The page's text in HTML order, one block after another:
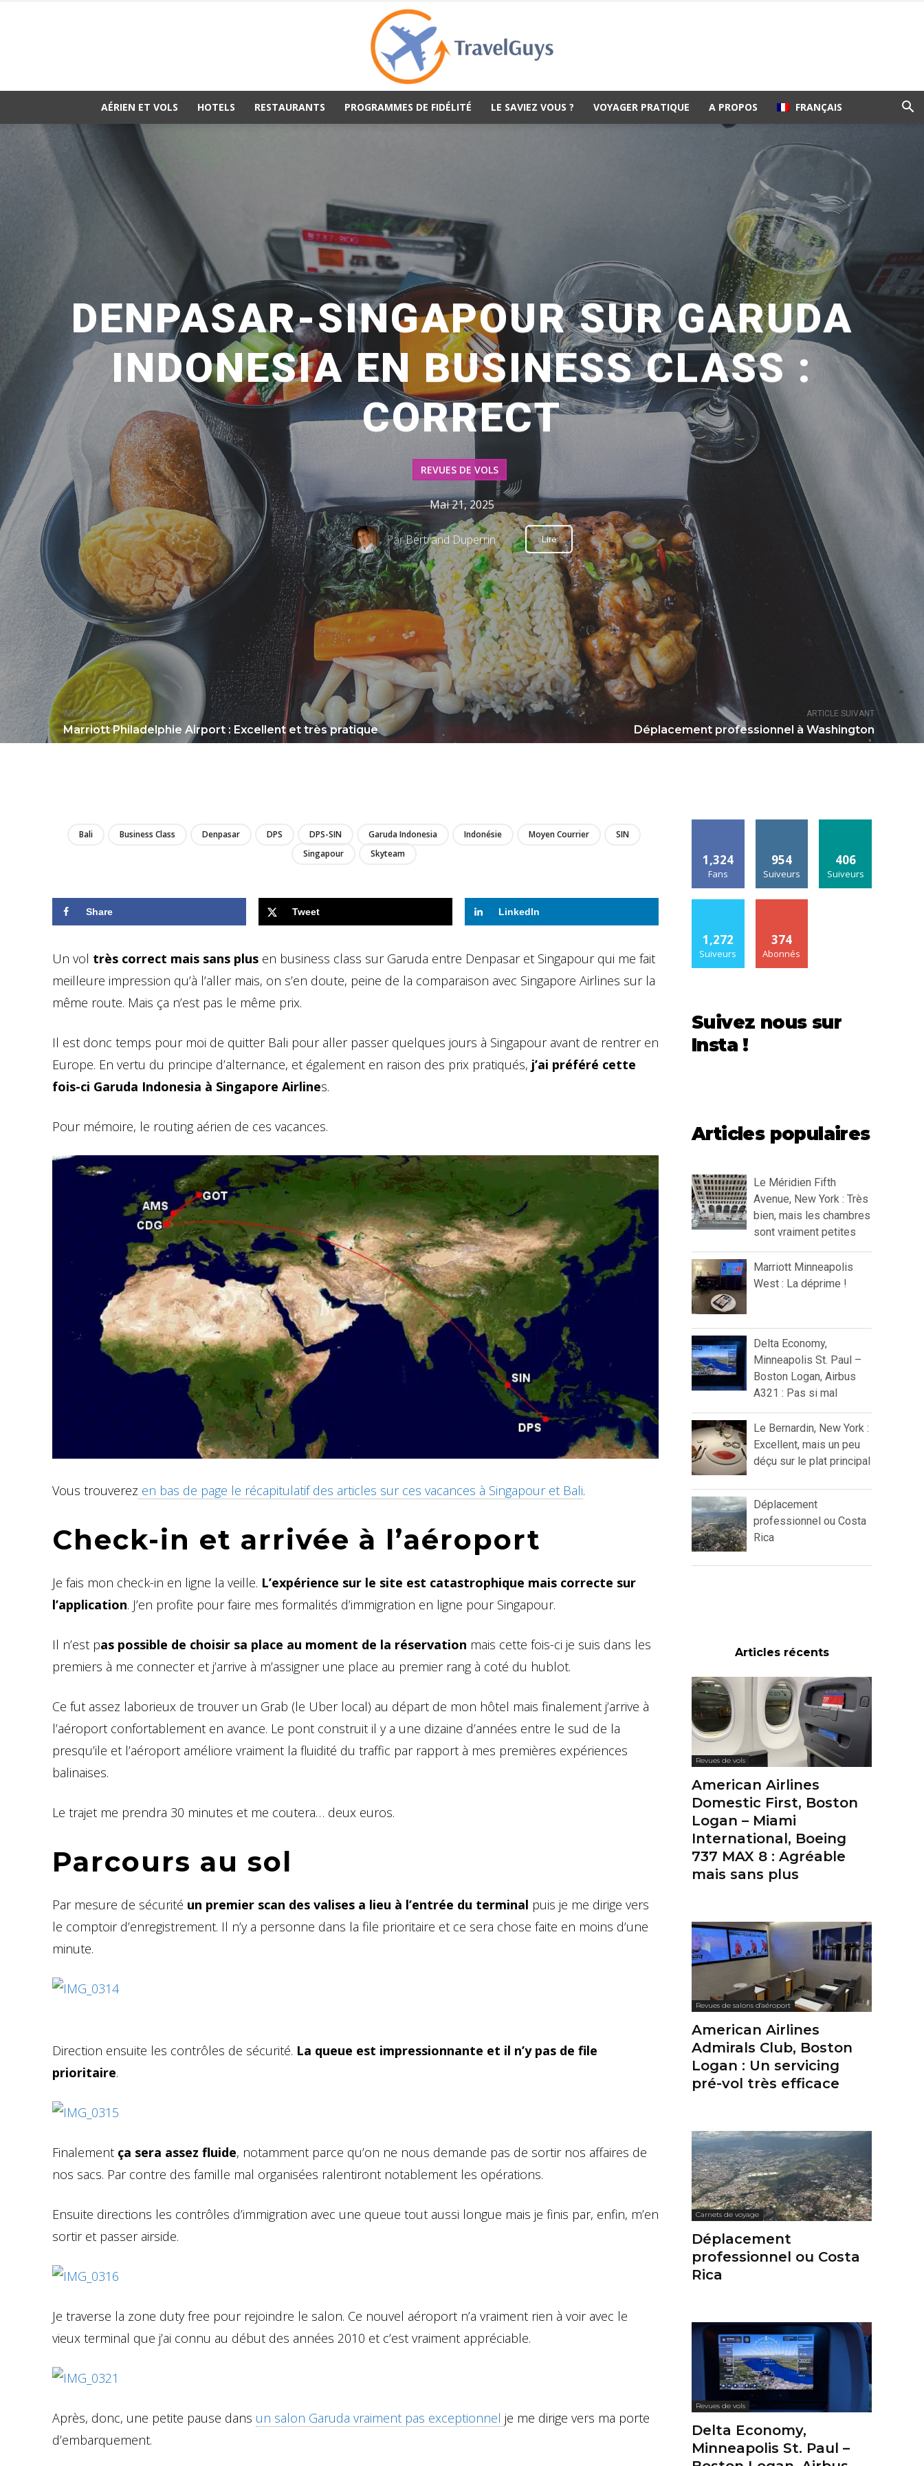
AÉRIEN ET VOLS HOTELS RESTAURANTS PROGRAMMES DE FIDÉLITÉ LE SAVIEZ VOUS ? VOYAGER PRATIQUE A PROPOS FRANÇAIS
ARTICLE PRÉCÉDENT
Marriott Philadelphie Airport : Excellent et très pratique
ARTICLE SUIVANT
Déplacement professionnel à Washington
DENPASAR-SINGAPOUR SUR GARUDA
INDONESIA EN BUSINESS CLASS :
CORRECT
REVUES DE VOLS
Mai 21, 2025
ParBertrand Duperrin Lire
Bali Business Class Denpasar DPS DPS-SIN Garuda Indonesia Indonésie Moyen Courrier
SIN
Singapour
Skyteam
Share Tweet LinkedIn
Un vol très correct mais sans plus en business class sur Garuda entre Denpasar et Singapour qui me fait
meilleure impression qu’à l’aller mais, on s’en doute, peine de la comparaison avec Singapore Airlines sur la
même route. Mais ça n’est pas le même prix.
Il est donc temps pour moi de quitter Bali pour aller passer quelques jours à Singapour avant de rentrer en
Europe. En vertu du principe d’alternance, et également en raison des prix pratiqués, j’ai préféré cette
fois-ci Garuda Indonesia à Singapore Airlines.
Pour mémoire, le routing aérien de ces vacances.
Vous trouverez en bas de page le récapitulatif des articles sur ces vacances à Singapour et Bali.
Check-in et arrivée à l’aéroport
Je fais mon check-in en ligne la veille. L’expérience sur le site est catastrophique mais correcte sur
l’application. J’en profite pour faire mes formalités d’immigration en ligne pour Singapour.
Il n’est pas possible de choisir sa place au moment de la réservation mais cette fois-ci je suis dans les
premiers à me connecter et j’arrive à m’assigner une place au premier rang à coté du hublot.
Ce fut assez laborieux de trouver un Grab (le Uber local) au départ de mon hôtel mais finalement j’arrive à
l’aéroport confortablement en avance. Le pont construit il y a une dizaine d’années entre le sud de la
presqu’ile et l’aéroport améliore vraiment la fluidité du traffic par rapport à mes premières expériences
balinaises.
Le trajet me prendra 30 minutes et me coutera… deux euros.
Parcours au sol
Par mesure de sécurité un premier scan des valises a lieu à l’entrée du terminal puis je me dirige vers
le comptoir d’enregistrement. Il n’y a personne dans la file prioritaire et ce sera chose faite en moins d’une
minute.
Direction ensuite les contrôles de sécurité. La queue est impressionnante et il n’y pas de file
prioritaire.
Finalement ça sera assez fluide, notamment parce qu’on ne nous demande pas de sortir nos affaires de
nos sacs. Par contre des famille mal organisées ralentiront notablement les opérations.
Ensuite directions les contrôles d’immigration avec une queue tout aussi longue mais je finis par, enfin, m’en
sortir et passer airside.
Je traverse la zone duty free pour rejoindre le salon. Ce nouvel aéroport n’a vraiment rien à voir avec le
vieux terminal que j’ai connu au début des années 2010 et c’est vraiment appréciable.
Après, donc, une petite pause dans un salon Garuda vraiment pas exceptionnel je me dirige vers ma porte
d’embarquement.
1,324
Fans
954
Suiveurs
406
Suiveurs
1,272
Suiveurs
374
Abonnés
Suivez nous sur
Insta !
Articles populaires
Le Méridien Fifth
Avenue, New York : Très
bien, mais les chambres
sont vraiment petites
Marriott Minneapolis
West : La déprime !
Delta Economy,
Minneapolis St. Paul –
Boston Logan, Airbus
A321 : Pas si mal
Le Bernardin, New York :
Excellent, mais un peu
déçu sur le plat principal
Déplacement
professionnel ou Costa
Rica
Articles récents
Revues de vols
American Airlines
Domestic First, Boston
Logan – Miami
International, Boeing
737 MAX 8 : Agréable
mais sans plus
Revues de salons d'aéroport
American Airlines
Admirals Club, Boston
Logan : Un servicing
pré-vol très efficace
Carnets de voyage
Déplacement
professionnel ou Costa
Rica
Revues de vols
Delta Economy,
Minneapolis St. Paul –